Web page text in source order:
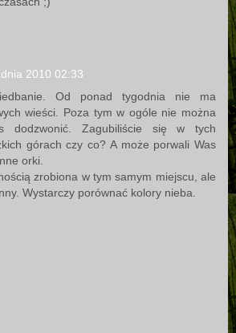
2010 02:33
Od ponad tygodnia nie ma
wieści. Poza tym w ogóle nie można
dodzwonić. Zagubiliście się w tych
górach czy co? A może porwali Was
orki.
zrobiona w tym samym miejscu, ale
Wystarczy porównać kolory nieba.